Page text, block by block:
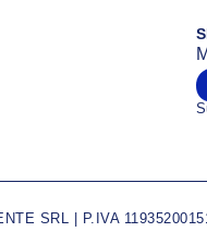
SRL | P.IVA